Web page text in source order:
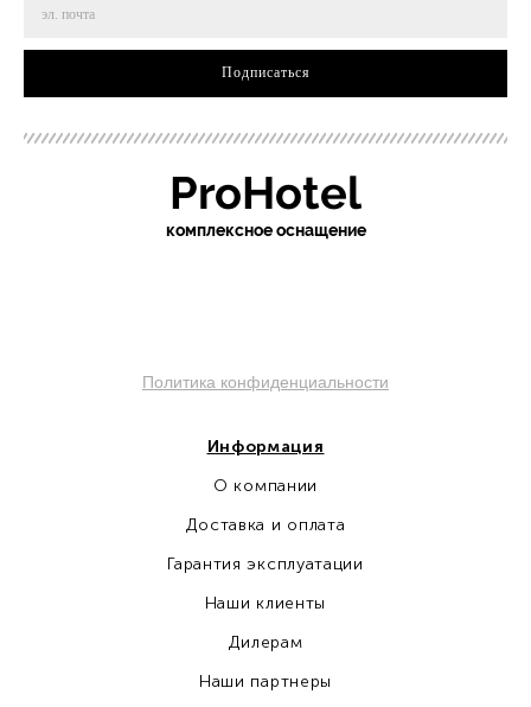
Подписаться
ProHotel
комплексное оснащение
Политика конфиденциальности
Информация
О компании
Доставка и оплата
Гарантия эксплуатации
Наши клиенты
Дилерам
Наши партнеры